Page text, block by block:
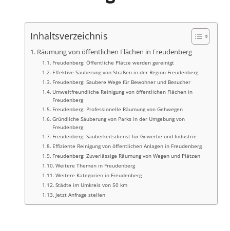
Inhaltsverzeichnis
Räumung von öffentlichen Flächen in Freudenberg
Freudenberg: Öffentliche Plätze werden gereinigt
Effektive Säuberung von Straßen in der Region Freudenberg
Freudenberg: Saubere Wege für Bewohner und Besucher
Umweltfreundliche Reinigung von öffentlichen Flächen in
Freudenberg
Freudenberg: Professionelle Räumung von Gehwegen
Gründliche Säuberung von Parks in der Umgebung von
Freudenberg
Freudenberg: Sauberkeitsdienst für Gewerbe und Industrie
Effiziente Reinigung von öffentlichen Anlagen in Freudenberg
Freudenberg: Zuverlässige Räumung von Wegen und Plätzen
Weitere Themen in Freudenberg
Weitere Kategorien in Freudenberg
Städte im Umkreis von 50 km
Jetzt Anfrage stellen